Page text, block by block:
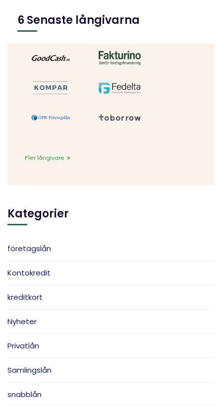
6 Senaste långivarna
Fler långivare
Kategorier
företagslån
Kontokredit
kreditkort
Nyheter
Privatlån
Samlingslån
snabblån